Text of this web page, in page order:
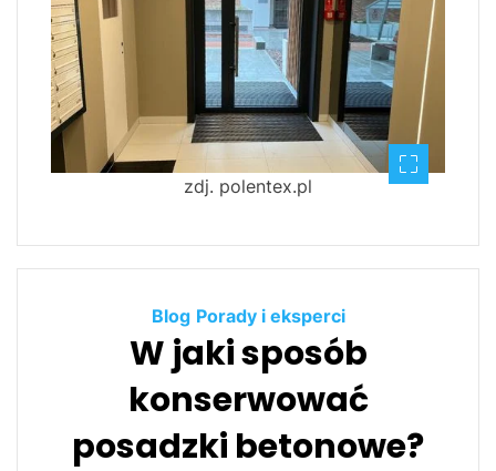
zdj. polentex.pl
Blog Porady i eksperci
W jaki sposób
konserwować
posadzki betonowe?